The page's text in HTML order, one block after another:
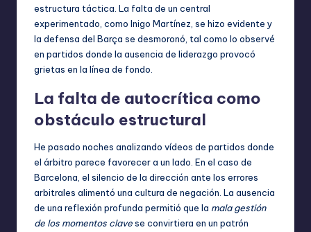
estructura táctica. La falta de un central
experimentado, como Inigo Martínez, se hizo evidente y
la defensa del Barça se desmoronó, tal como lo observé
en partidos donde la ausencia de liderazgo provocó
grietas en la línea de fondo.
La falta de autocrítica como
obstáculo estructural
He pasado noches analizando vídeos de partidos donde
el árbitro parece favorecer a un lado. En el caso de
Barcelona, el silencio de la dirección ante los errores
arbitrales alimentó una cultura de negación. La ausencia
de una reflexión profunda permitió que la mala gestión
de los momentos clavese convirtiera en un patrón